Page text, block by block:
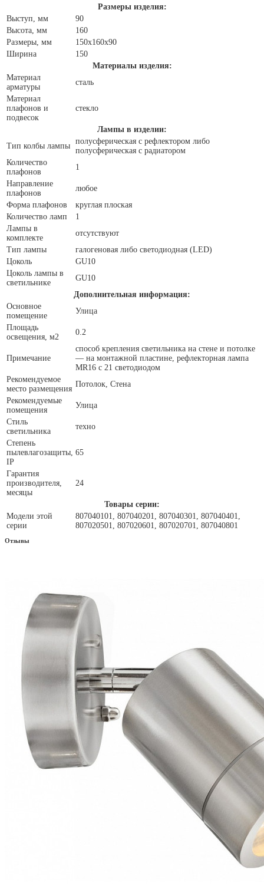
Размеры изделия:
Выступ, мм
90
Высота, мм
160
Размеры, мм
150x160x90
Ширина
150
Материалы изделия:
Материал
арматуры
сталь
Материал
плафонов и
подвесок
стекло
Лампы в изделии:
Тип колбы лампы
полусферическая с рефлектором либо
полусферическая с радиатором
Количество
плафонов
1
Направление
плафонов
любое
Форма плафонов
круглая плоская
Количество ламп
1
Лампы в
комплекте
отсутствуют
Тип лампы
галогеновая либо светодиодная (LED)
Цоколь
GU10
Цоколь лампы в
светильнике
GU10
Дополнительная информация:
Основное
помещение
Улица
Площадь
освещения, м2
0.2
Примечание
способ крепления светильника на стене и потолке
— на монтажной пластине, рефлекторная лампа
MR16 с 21 светодиодом
Рекомендуемое
место размещения
Потолок, Стена
Рекомендуемые
помещения
Улица
Стиль
светильника
техно
Степень
пылевлагозащиты,
IP
65
Гарантия
производителя,
месяцы
24
Товары серии:
Модели этой
серии
807040101, 807040201, 807040301, 807040401,
807020501, 807020601, 807020701, 807040801
Отзывы